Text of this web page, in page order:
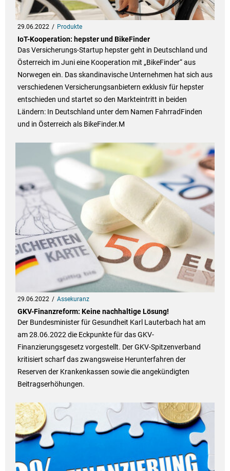
29.06.2022 Produkte
IoT-Kooperation: hepster und BikeFinder
Das Versicherungs-Startup hepster geht in Deutschland und
Österreich im Juni eine Kooperation mit „BikeFinder“ aus
Norwegen ein. Das skandinavische Unternehmen hat sich aus
verschiedenen Versicherungsanbietern exklusiv für hepster
entschieden und startet so den Markteintritt in beiden
Ländern: In Deutschland unter dem Namen FahrradFinden
und in Österreich als BikeFinder.M
29.06.2022 Assekuranz
GKV-Finanzreform: Keine nachhaltige Lösung!
Der Bundesminister für Gesundheit Karl Lauterbach hat am
am 28.06.2022 die Eckpunkte für das GKV-
Finanzierungsgesetz vorgestellt. Der GKV-Spitzenverband
kritisiert scharf das zwangsweise Herunterfahren der
Reserven der Krankenkassen sowie die angekündigten
Beitragserhöhungen.